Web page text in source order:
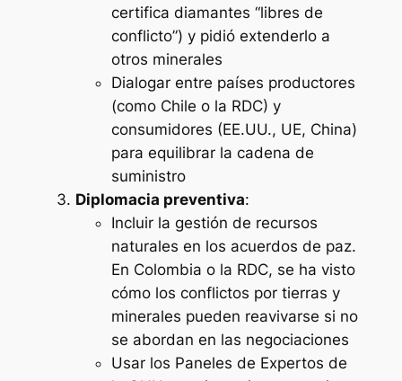
certifica diamantes “libres de
conflicto”) y pidió extenderlo a
otros minerales
Dialogar entre países productores
(como Chile o la RDC) y
consumidores (EE.UU., UE, China)
para equilibrar la cadena de
suministro
Diplomacia preventiva:
Incluir la gestión de recursos
naturales en los acuerdos de paz.
En Colombia o la RDC, se ha visto
cómo los conflictos por tierras y
minerales pueden reavivarse si no
se abordan en las negociaciones
Usar los Paneles de Expertos de